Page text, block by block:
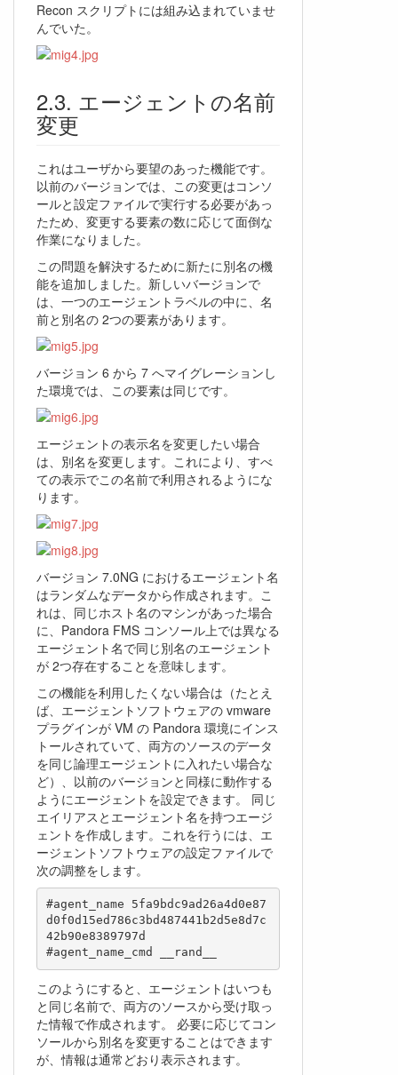
Recon スクリプトには組み込まれていませ
んでいた。
エージェントの名前
変更
これはユーザから要望のあった機能です。
以前のバージョンでは、この変更はコンソ
ールと設定ファイルで実行する必要があっ
たため、変更する要素の数に応じて面倒な
作業になりました。
この問題を解決するために新たに別名の機
能を追加しました。新しいバージョンで
は、一つのエージェントラベルの中に、名
前と別名の 2つの要素があります。
バージョン 6 から 7 へマイグレーションし
た環境では、この要素は同じです。
エージェントの表示名を変更したい場合
は、別名を変更します。これにより、すべ
ての表示でこの名前で利用されるようにな
ります。
バージョン 7.0NG におけるエージェント名
はランダムなデータから作成されます。こ
れは、同じホスト名のマシンがあった場合
に、Pandora FMS コンソール上では異なる
エージェント名で同じ別名のエージェント
が 2つ存在することを意味します。
この機能を利用したくない場合は（たとえ
ば、エージェントソフトウェアの vmware
プラグインが VM の Pandora 環境にインス
トールされていて、両方のソースのデータ
を同じ論理エージェントに入れたい場合な
ど）、以前のバージョンと同様に動作する
ようにエージェントを設定できます。 同じ
エイリアスとエージェント名を持つエージ
ェントを作成します。これを行うには、エ
ージェントソフトウェアの設定ファイルで
次の調整をします。
#agent_name 5fa9bdc9ad26a4d0e87
d0f0d15ed786c3bd487441b2d5e8d7c
42b90e8389797d
#agent_name_cmd __rand__
このようにすると、エージェントはいつも
と同じ名前で、両方のソースから受け取っ
た情報で作成されます。 必要に応じてコン
ソールから別名を変更することはできます
が、情報は通常どおり表示されます。